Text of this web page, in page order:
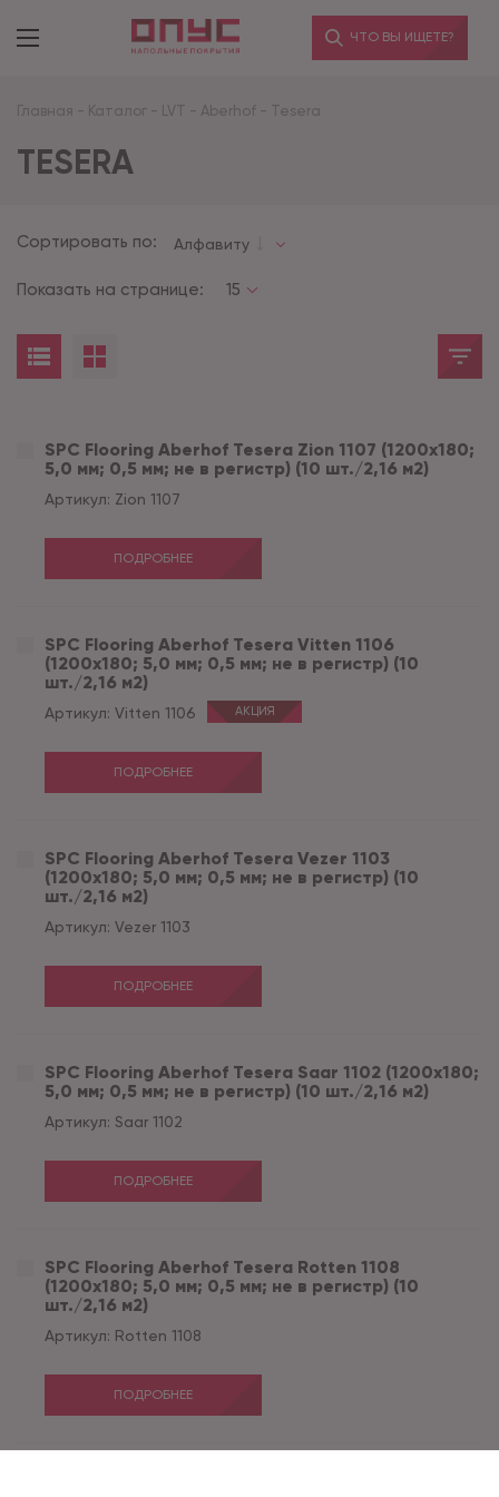
ЧТО ВЫ ИЩЕТЕ?
Главная - Каталог - LVT - Aberhof - Tesera
TESERA
Сортировать по: Алфавиту
Показать на странице: 15
SPC Flooring Aberhof Tesera Zion 1107 (1200х180;
5,0 мм; 0,5 мм; не в регистр) (10 шт./2,16 м2)
Артикул: Zion 1107
ПОДРОБНЕЕ
SPC Flooring Aberhof Tesera Vitten 1106
(1200х180; 5,0 мм; 0,5 мм; не в регистр) (10
шт./2,16 м2)
Артикул: Vitten 1106 АКЦИЯ
ПОДРОБНЕЕ
SPC Flooring Aberhof Tesera Vezer 1103
(1200х180; 5,0 мм; 0,5 мм; не в регистр) (10
шт./2,16 м2)
Артикул: Vezer 1103
ПОДРОБНЕЕ
SPC Flooring Aberhof Tesera Saar 1102 (1200х180;
5,0 мм; 0,5 мм; не в регистр) (10 шт./2,16 м2)
Артикул: Saar 1102
ПОДРОБНЕЕ
SPC Flooring Aberhof Tesera Rotten 1108
(1200х180; 5,0 мм; 0,5 мм; не в регистр) (10
шт./2,16 м2)
Артикул: Rotten 1108
ПОДРОБНЕЕ